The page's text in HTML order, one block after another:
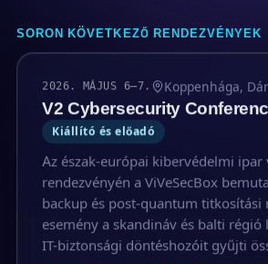
SORON KÖVETKEZŐ RENDEZVÉNYEK
2026. MÁJUS 6–7. Koppenhága,
V2 Cybersecurity
Kiállító és előadó
Az észak-európai kibervédelmi ipar
rendezvényén a ViVeSecBox
backup és post-quantum titkosítási
esemény a skandináv és balti régió
IT-biztonsági döntéshozóit gyűjti